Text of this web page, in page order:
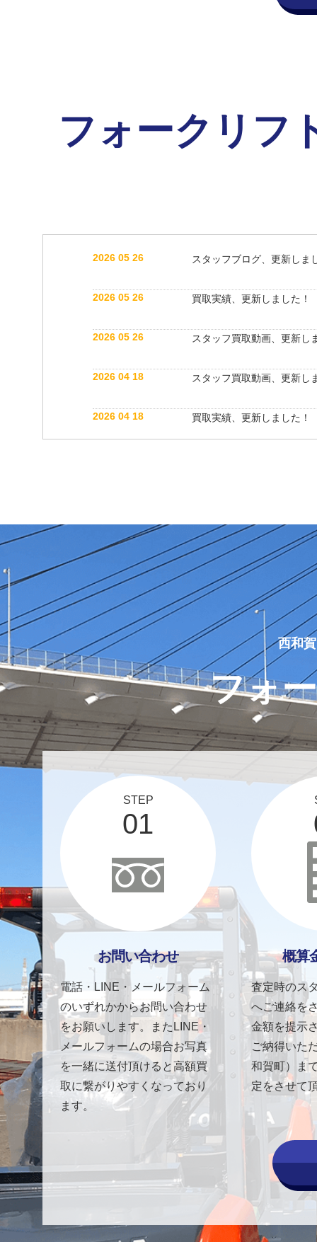
フォークリフ
2026 05 26 スタッフブログ、更新しま
2026 05 26 買取実績、更新しました！
2026 05 26 スタッフ買取動画、更新し
2026 04 18 スタッフ買取動画、更新し
2026 04 18 買取実績、更新しました！
2025 05 22 スタッフ紹介動画、更新し
2025 05 22 買取実績、更新しました！
2025 05 10 買取実績、更新しました！
西和
フォ
STEP
01
お問い合わせ
電話・LINE・メールフォーム
のいずれかからお問い合わせ
をお願いします。またLINE・
メールフォームの場合お写真
を一緒に送付頂けると高額買
取に繋がりやすくなっており
ます。
概算
査定時のス
へご連絡を
金額を提示
ご納得いた
和賀町）ま
定をさせて